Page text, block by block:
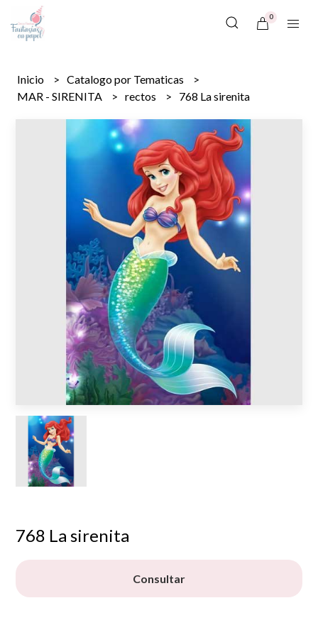
0
Inicio
Catalogo por Tematicas
MAR - SIRENITA
rectos 768 La sirenita
768 La sirenita
Consultar